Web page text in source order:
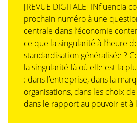
[REVUE DIGITALE] INfluencia
prochain numéro à une
centrale dans l’économie
ce que la singularité à l’heure
standardisation généralisée ?
la singularité là où elle est la
: dans l’entreprise, dans la
organisations, dans les choix
dans le rapport au pouvoir et à